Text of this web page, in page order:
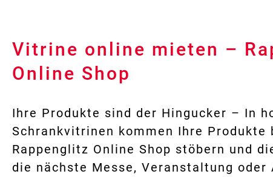
Vitrine online mieten –
Online Shop
Ihre Produkte sind der Hingucker – In
Schrankvitrinen kommen Ihre
Rappenglitz Online Shop stöbern und
die nächste Messe, Veranstaltung oder